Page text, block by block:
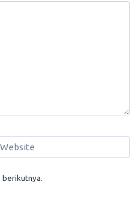
Website
berikutnya.